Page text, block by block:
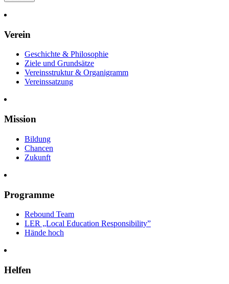
Verein
Geschichte & Philosophie
Ziele und Grundsätze
Vereinsstruktur & Organigramm
Vereinssatzung
Mission
Bildung
Chancen
Zukunft
Programme
Rebound Team
LER „Local Education Responsibility”
Hände hoch
Helfen